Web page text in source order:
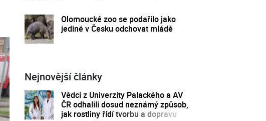
Olomoucké zoo se podařilo jako
jediné v Česku odchovat mládě
Nejnovější články
Vědci z Univerzity Palackého a AV
ČR odhalili dosud neznámý způsob,
jak rostliny řídí tvorbu a dopravu